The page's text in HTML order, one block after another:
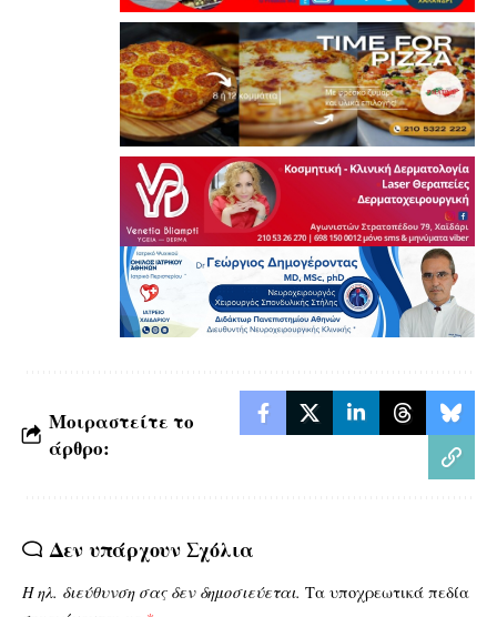
Μοιραστείτε το
άρθρο:
Δεν υπάρχουν Σχόλια
Η ηλ. διεύθυνση σας δεν δημοσιεύεται. Τα υποχρεωτικά πεδία